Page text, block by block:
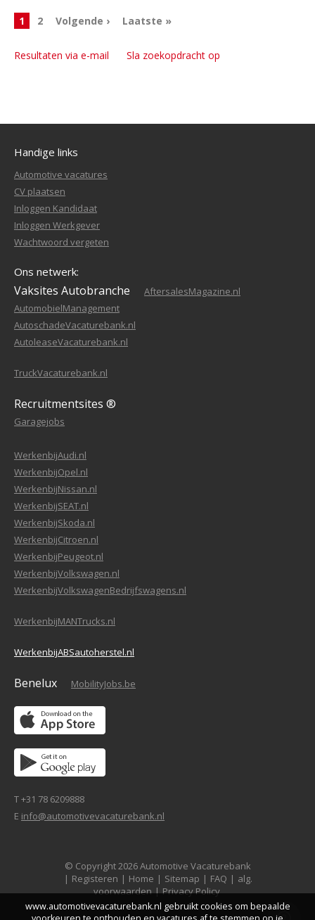
1 2 Volgende › Laatste »
Resultaten via e-mail Sla zoekopdracht op
Handige links
Automotive vacatures
CV plaatsen
Inloggen Kandidaat
Inloggen Werkgever
Wachtwoord vergeten
Ons netwerk:
Vaksites Autobranche
AftersalesMagazine.nl
AutomobielManagement
AutoschadeVacaturebank.nl
AutoleaseVacaturebank.nl
TruckVacaturebank.nl
Recruitmentsites ®
Garagejobs
WerkenbijAudi.nl
WerkenbijOpel.nl
WerkenbijNissan.nl
WerkenbijSEAT.nl
WerkenbijSkoda.nl
WerkenbijCitroen.nl
WerkenbijPeugeot.nl
WerkenbijVolkswagen.nl
WerkenbijVolkswagenBedrijfswagens.nl
WerkenbijMANTrucks.nl
WerkenbijABSautoherstel.nl
Benelux MobilityJobs.be
T +31 78 6209888
E info@automotivevacaturebank.nl
© Copyright 2026 Automotive Vacaturebank
| Registeren | Home | Sitemap | FAQ | alg.
voorwaarden | Privacy Policy
www.automotivevacaturebank.nl gebruikt cookies om bepaalde